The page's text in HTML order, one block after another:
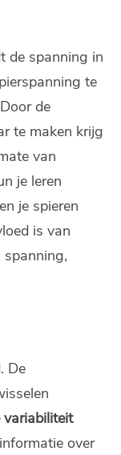
de spanning in
te
de
te maken krijg
van
je leren
je spieren
is van
spanning,
De
over